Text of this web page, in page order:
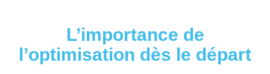
L’importance de
l’optimisation dès le départ